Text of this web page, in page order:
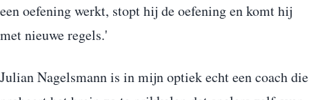
een oefening werkt, stopt hij de oefening en komt hij
met nieuwe regels.'
Julian Nagelsmann is in mijn optiek echt een coach die